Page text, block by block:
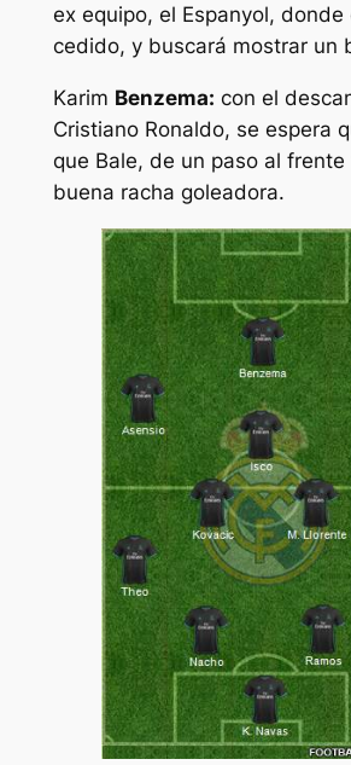
ex equipo, el Espanyol, donde
cedido, y buscará mostrar un
Karim Benzema: con el
Cristiano Ronaldo, se espera
que Bale, de un paso al frente
buena racha goleadora.